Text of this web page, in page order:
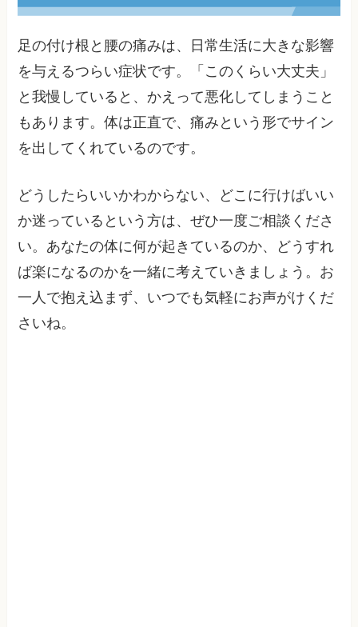
足の付け根と腰の痛みは、日常生活に大きな影響
を与えるつらい症状です。「このくらい大丈夫」
と我慢していると、かえって悪化してしまうこと
もあります。体は正直で、痛みという形でサイン
を出してくれているのです。
どうしたらいいかわからない、どこに行けばいい
か迷っているという方は、ぜひ一度ご相談くださ
い。あなたの体に何が起きているのか、どうすれ
ば楽になるのかを一緒に考えていきましょう。お
一人で抱え込まず、いつでも気軽にお声がけくだ
さいね。